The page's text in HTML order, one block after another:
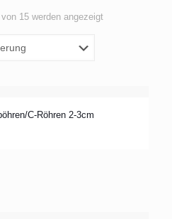
15 werden angezeigt
C-Röhren 2-3cm